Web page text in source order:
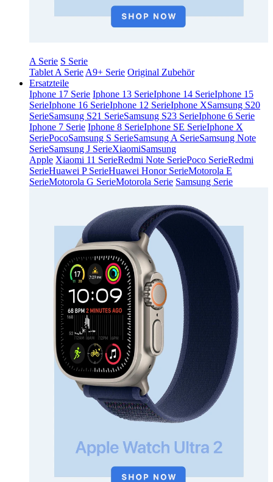
A Serie S Serie
Tablet A Serie A9+ Serie Original Zubehör
Ersatzteile
Iphone 17 Serie Iphone 13 SerieIphone 14 SerieIphone 15
SerieIphone 16 SerieIphone 12 SerieIphone XSamsung S20
SerieSamsung S21 SerieSamsung S23 SerieIphone 6 Serie
Iphone 7 Serie Iphone 8 SerieIphone SE SerieIphone X
SeriePocoSamsung S SerieSamsung A SerieSamsung Note
SerieSamsung J SerieXiaomiSamsung
Apple Xiaomi 11 SerieRedmi Note SeriePoco SerieRedmi
SerieHuawei P SerieHuawei Honor SerieMotorola E
SerieMotorola G SerieMotorola Serie Samsung Serie